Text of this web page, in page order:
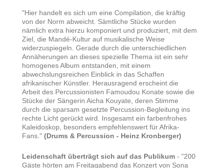
"Hier handelt es sich um eine Compilation, die kräftig
von der Norm abweicht. Sämtliche Stücke wurden
nämlich extra hierzu komponiert und produziert, mit dem
Ziel, die Mandé-Kultur auf musikalische Weise
widerzuspiegeln. Gerade durch die unterschiedlichen
Annäherungen an dieses spezielle Thema ist ein sehr
homogenes Album entstanden, mit einem
abwechslungsreichen Einblick in das Schaffen
afrikanischer Künstler. Herausragend erscheint die
Arbeit des Percussionisten Famoudou Konate sowie die
Stücke der Sängerin Aicha Kouyate, deren Stimme
durch die sparsam gesetzte Percussion-Begleitung ins
rechte Licht gerückt wird. Insgesamt ein farbenfrohes
Kaleidoskop, besonders empfehlenswert für Afrika-
Fans." (Drums & Percussion - Heinz Kronberger)
Leidenschaft überträgt sich auf das Publikum - "200
Gäste hörten am Freitagabend das Konzert von Sona